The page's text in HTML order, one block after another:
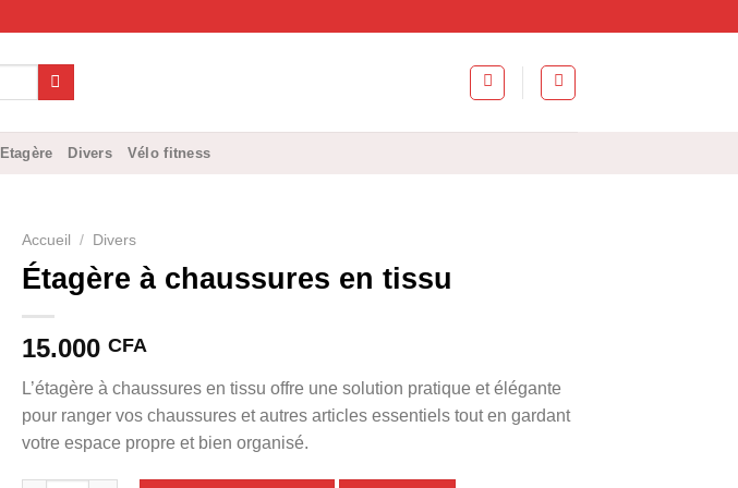
Etagère Divers Vélo fitness
Accueil / Divers
Étagère à chaussures en tissu
15.000 CFA
L’étagère à chaussures en tissu offre une solution pratique et élégante
pour ranger vos chaussures et autres articles essentiels tout en gardant
votre espace propre et bien organisé.